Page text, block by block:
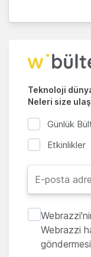
Teknoloji
Neleri size
Günlük
Etkinlikler
Webrazzi